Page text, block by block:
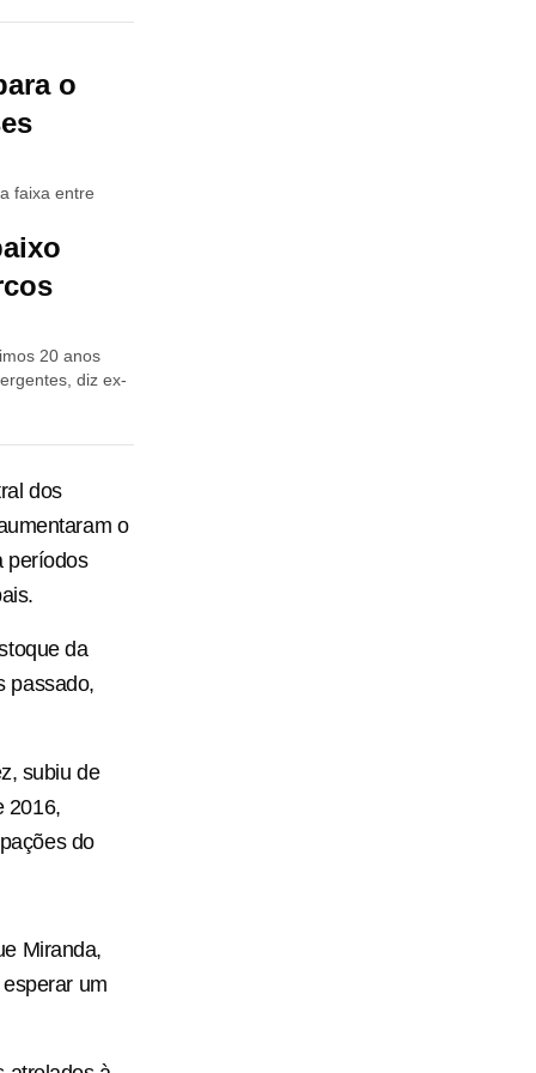
o
faixa entre
20 anos
diz ex-
dos
o
períodos
da
passado,
subiu de
2016,
do
Miranda,
um